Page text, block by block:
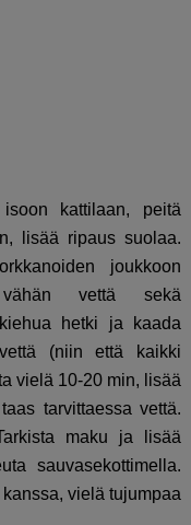
kattilaan, peitä
lisää ripaus suolaa.
joukkoon
vettä sekä
hetki ja kaada
(niin että kaikki
vielä 10-20 min, lisää
tarvittaessa vettä.
maku ja lisää
sauvasekottimella.
vielä tujumpaa